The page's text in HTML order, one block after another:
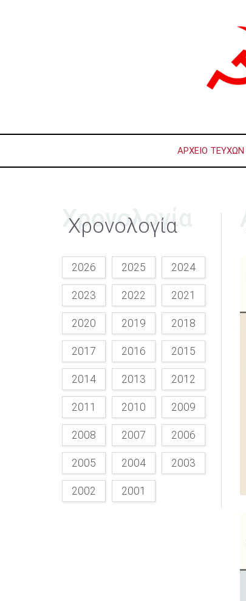
ΑΡΧΕΊΟ ΤΕΥΧΏΝ
Χρονολογία
Χρονολογία
2026 2025 2024
2023 2022 2021
2020 2019 2018
2017 2016 2015
2014 2013 2012
2011 2010 2009
2008 2007 2006
2005 2004 2003
2002 2001